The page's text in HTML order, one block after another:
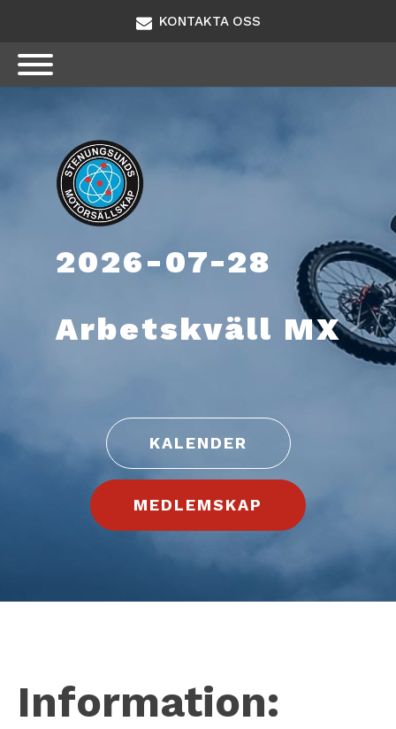
KONTAKTA OSS
2026-07-28
Arbetskväll MX
KALENDER
MEDLEMSKAP
Information: